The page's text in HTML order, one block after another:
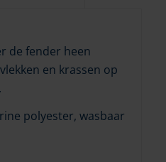
de fender heen
en krassen op
polyester, wasbaar